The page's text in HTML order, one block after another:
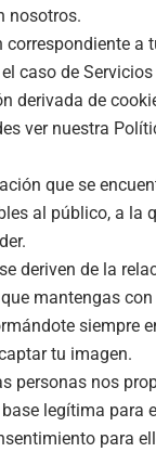
nosotros.
correspondiente a
caso de
derivada de
ver nuestra
que se
al público, a la
deriven de la
mantengas
siempre
tu imagen.
personas nos
legítima para
para